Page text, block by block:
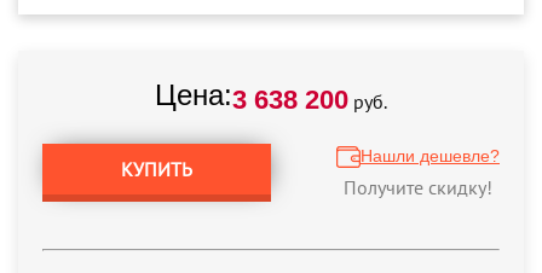
Цена:3 638 200 руб.
КУПИТЬ
Нашли дешевле?
Получите скидку!